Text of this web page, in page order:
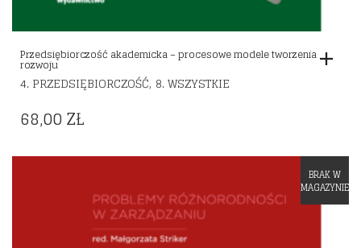
Przedsiębiorczość akademicka – procesowe modele tworzenia
rozwoju
4. PRZEDSIĘBIORCZOŚĆ, 8. WSZYSTKIE
68,00ZŁ
BRAK W
MAGAZYNIE